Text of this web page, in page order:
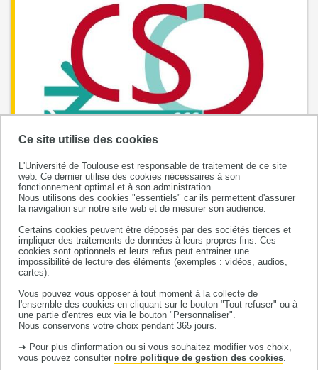
Ce site utilise des cookies
L'Université de Toulouse est responsable de traitement de ce site
web. Ce dernier utilise des cookies nécessaires à son
fonctionnement optimal et à son administration.
Nous utilisons des cookies "essentiels" car ils permettent d'assurer
la navigation sur notre site web et de mesurer son audience.
Certains cookies peuvent être déposés par des sociétés tierces et
impliquer des traitements de données à leurs propres fins. Ces
cookies sont optionnels et leurs refus peut entrainer une
impossibilité de lecture des éléments (exemples : vidéos, audios,
cartes).
Vous pouvez vous opposer à tout moment à la collecte de
l'ensemble des cookies en cliquant sur le bouton "Tout refuser" ou à
une partie d'entres eux via le bouton "Personnaliser".
Nous conservons votre choix pendant 365 jours.
➜ Pour plus d'information ou si vous souhaitez modifier vos choix,
vous pouvez consulter notre politique de gestion des cookies
Cartographie des SMR
Centre Spécialisé Obésité Occitanie Ouest
Hôpital Rangueil
1, avenue Jean Poulhès
31059 Toulouse cedex 9